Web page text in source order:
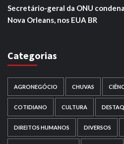
Secretário-geral da ONU
Nova Orleans, nos EUA BR
Categorias
AGRONEGÓCIO CHUVAS
COTIDIANO CULTURA
DIREITOS HUMANOS DIVERSOS